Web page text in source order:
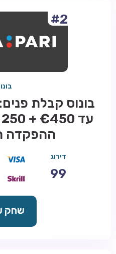
טיפים
#2
ההפקדה
דירוג
99
שחק